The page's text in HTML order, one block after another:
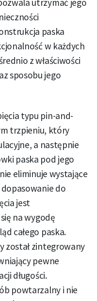
utrzymać jego
paska
w każdych
z właściwości
sposobu jego
typu pin-and-
trzpieniu, który
a następnie
paska pod jego
eliminuje wystające
do
jest
na wygodę
całego paska.
został zintegrowany
pewne
długości.
powtarzalny i nie